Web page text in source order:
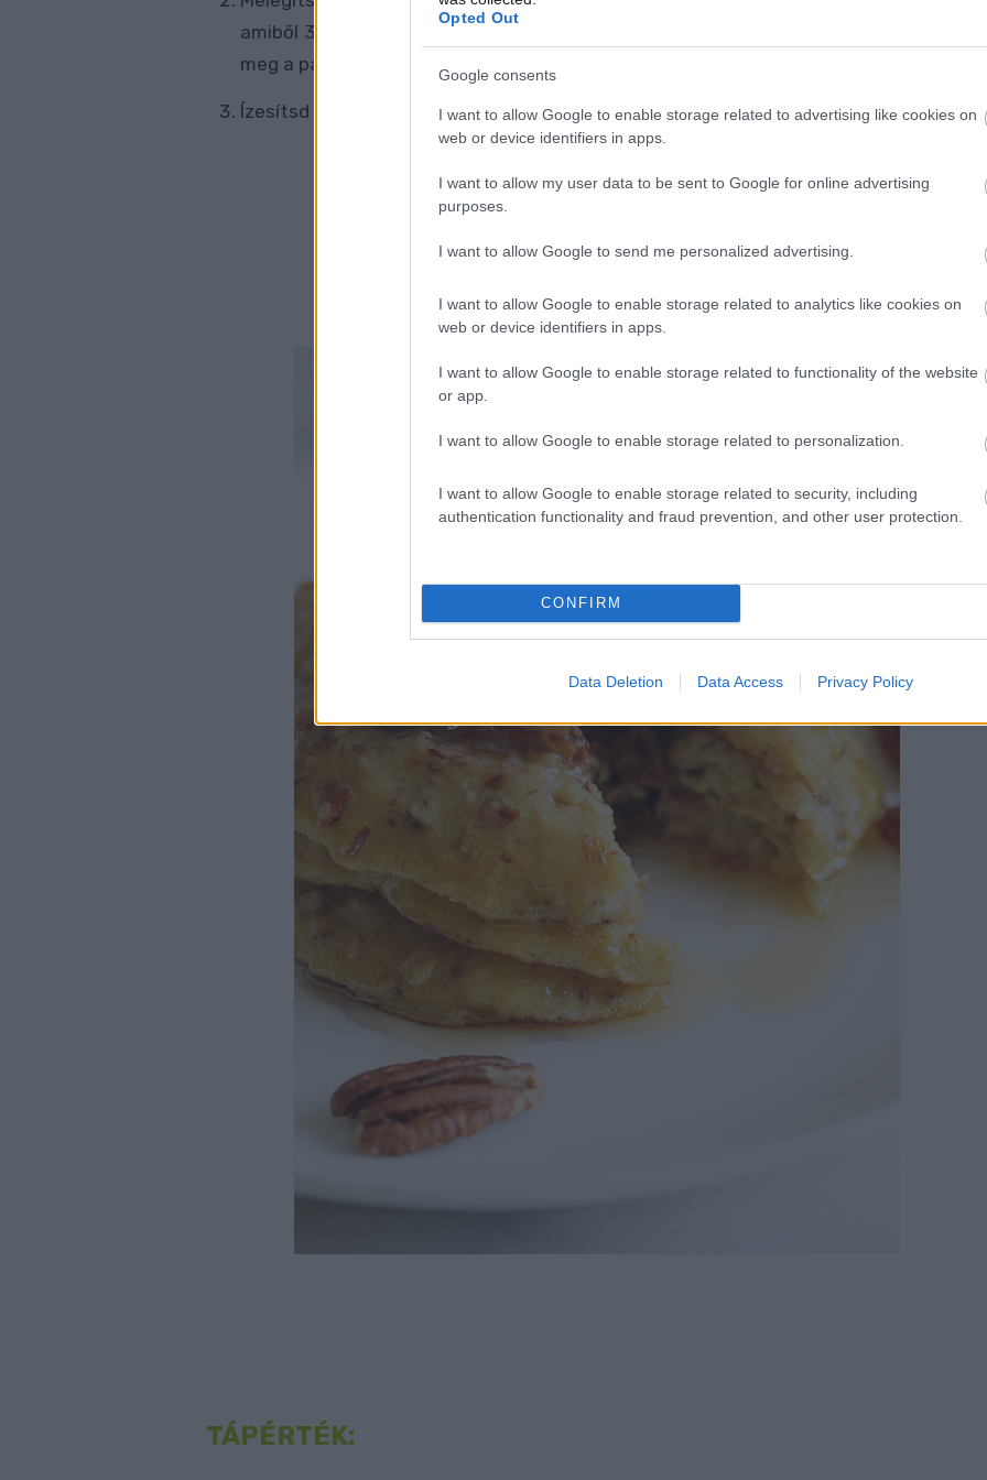
Opted Out
Google consents
I want to allow Google to enable storage related to advertising like cookies on
web or device identifiers in apps.
I want to allow my user data to be sent to Google for online advertising
purposes.
I want to allow Google to send me personalized advertising.
I want to allow Google to enable storage related to analytics like cookies on
web or device identifiers in apps.
I want to allow Google to enable storage related to functionality of the website
or app.
I want to allow Google to enable storage related to personalization.
I want to allow Google to enable storage related to security, including
authentication functionality and fraud prevention, and other user protection.
CONFIRM
Data Deletion Data Access Privacy Policy
amiből 3 palacsinta fog kijönni. Szórd meg pekándióval, és süsd 3-4 percig. Fordítsd
meg a palacsintát, majd a másik oldalát is süsd eddig, amíg aranybarnára nem sül.
Ízesítsd kedved szerint bármilyen cukormentes sziruppal, mézzel, vagy vajakkal.
TÁPÉRTÉK: